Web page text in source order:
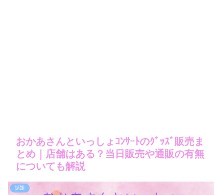
おかあさんといっしょｺﾝｻｰﾄのｸﾞｯｽﾞ販売ま
とめ｜店舗はある？当日販売や通販の有無
についても解説
話題